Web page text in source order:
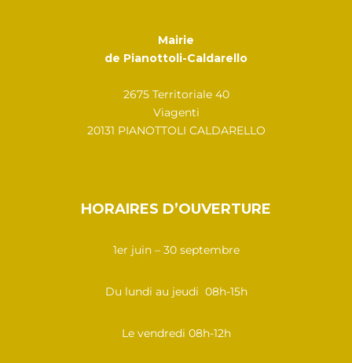
Mairie
de Pianottoli-Caldarello
2675 Territoriale 40
Viagenti
20131 PIANOTTOLI CALDARELLO
HORAIRES D’OUVERTURE
1er juin – 30 septembre
Du lundi au jeudi 08h-15h
Le vendredi 08h-12h